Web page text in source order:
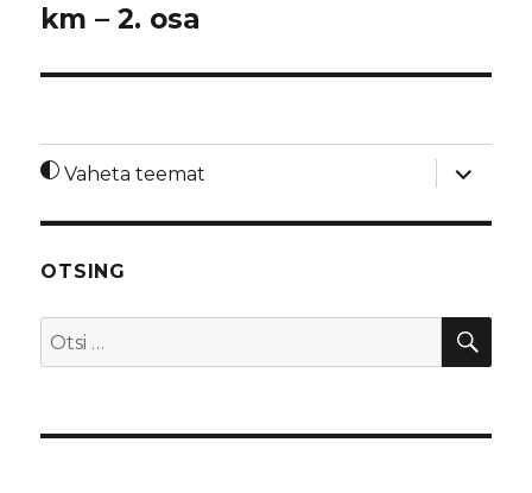
km – 2. osa
Vaheta teemat
laienda
OTSING
Otsi: